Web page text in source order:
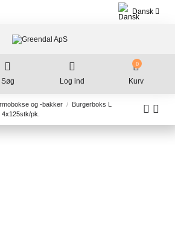
Dansk
Søg Log ind
0
Kurv
og -bakker
Burgerboks L
4x125stk/pk.